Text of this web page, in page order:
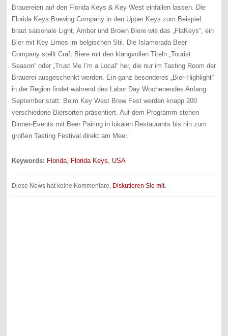
Brauereien auf den Florida Keys & Key West einfallen lassen. Die
Florida Keys Brewing Company in den Upper Keys zum Beispiel
braut saisonale Light, Amber und Brown Biere wie das „FlaKeys“, ein
Bier mit Key Limes im belgischen Stil. Die Islamorada Beer
Company stellt Craft Biere mit den klangvollen Titeln „Tourist
Season“ oder „Trust Me I’m a Local“ her, die nur im Tasting Room der
Brauerei ausgeschenkt werden. Ein ganz besonderes „Bier-Highlight“
in der Region findet während des Labor Day Wochenendes Anfang
September statt: Beim Key West Brew Fest werden knapp 200
verschiedene Biersorten präsentiert. Auf dem Programm stehen
Dinner-Events mit Beer Pairing in lokalen Restaurants bis hin zum
großen Tasting Festival direkt am Meer.
Keywords: Florida Florida Keys USA
Diese News hat keine Kommentare. Diskutieren Sie mit.